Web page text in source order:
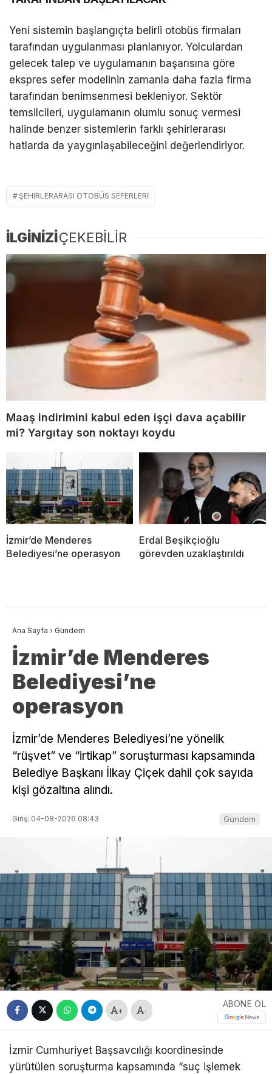
Yeni sistemin başlangıçta belirli otobüs firmaları
tarafından uygulanması planlanıyor. Yolculardan
gelecek talep ve uygulamanın başarısına göre
ekspres sefer modelinin zamanla daha fazla firma
tarafından benimsenmesi bekleniyor. Sektör
temsilcileri, uygulamanın olumlu sonuç vermesi
halinde benzer sistemlerin farklı şehirlerarası
hatlarda da yaygınlaşabileceğini değerlendiriyor.
ŞEHIRLERARASI OTOBÜS SEFERLERI
İLGİNİZİÇEKEBİLİR
Maaş indirimini kabul eden işçi dava açabilir
mi? Yargıtay son noktayı koydu
İzmir’de Menderes
Belediyesi’ne operasyon
Erdal Beşikçioğlu
görevden uzaklaştırıldı
Ana Sayfa › Gündem
İzmir’de Menderes
Belediyesi’ne
operasyon
İzmir’de Menderes Belediyesi’ne yönelik
“rüşvet” ve “irtikap” soruşturması kapsamında
Belediye Başkanı İlkay Çiçek dahil çok sayıda
kişi gözaltına alındı.
Giriş: 04-08-2026 08:43 Gündem
+ -
ABONE OL
İzmir Cumhuriyet Başsavcılığı koordinesinde
yürütülen soruşturma kapsamında “suç işlemek